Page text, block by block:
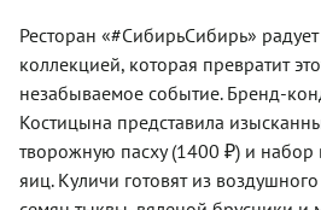
Ресторан «#СибирьСибирь»
коллекцией, которая превратит
незабываемое событие. Бренд-
Костицына представила
творожную пасху (1400 ₽) и
яиц. Куличи готовят из